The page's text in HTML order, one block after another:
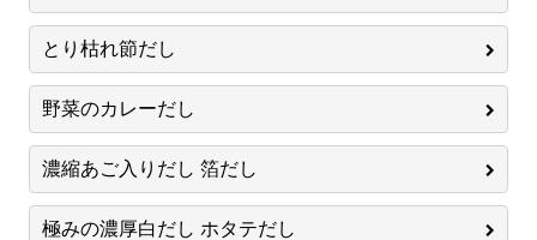
とり枯れ節だし
野菜のカレーだし
濃縮あご入りだし 箔だし
極みの濃厚白だし ホタテだし